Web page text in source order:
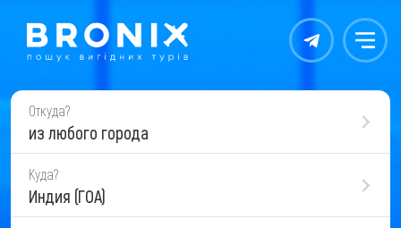
Контакты Меню
Откуда?
из любого города
Куда?
Индия (ГОА)